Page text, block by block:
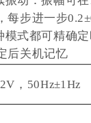
每步进一步
模式都可精确
后关机记忆
，50Hz±1Hz